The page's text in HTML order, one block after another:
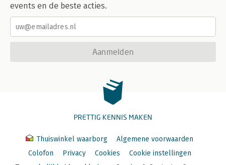
events en de beste acties.
Aanmelden
PRETTIG KENNIS MAKEN
Thuiswinkel waarborg
Algemene voorwaarden
Colofon
Privacy Cookies
Cookie instellingen